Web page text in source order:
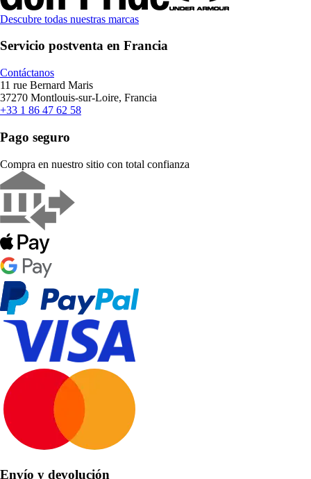
Descubre todas nuestras marcas
Servicio postventa en Francia
Contáctanos
11 rue Bernard Maris
37270 Montlouis-sur-Loire, Francia
+33 1 86 47 62 58
Pago seguro
Compra en nuestro sitio con total confianza
Envío y devolución